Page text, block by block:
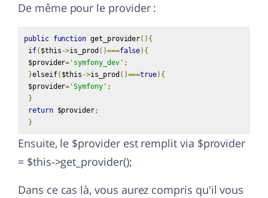
De même pour le provider :
public function get_provider(){
if( $this ->is_prod ()===false){
$provider= 'symfony_dev' ;
}elseif( $this ->is_prod ()===true){
$provider= 'Symfony' ;
}
return $provider;
}
Ensuite, le $provider est remplit via $provider
= $this->get_provider();
Dans ce cas là, vous aurez compris qu'il vous